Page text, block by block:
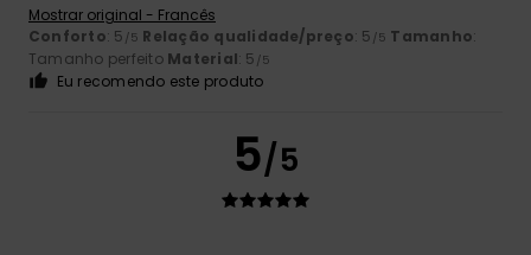
Mostrar original - Francês
Conforto: 5 /5 Relação qualidade/preço: 5 /5 Tamanho:
Tamanho perfeito Material: 5 /5
Eu recomendo este produto
5/5